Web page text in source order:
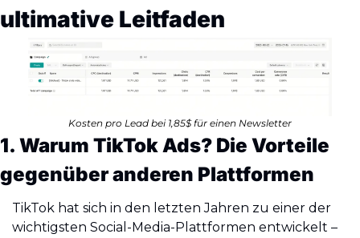
ultimative Leitfaden
Kosten pro Lead bei 1,85$ für einen Newsletter
1. Warum TikTok Ads? Die Vorteile
gegenüber anderen Plattformen
TikTok hat sich in den letzten Jahren zu einer der
wichtigsten Social-Media-Plattformen entwickelt –